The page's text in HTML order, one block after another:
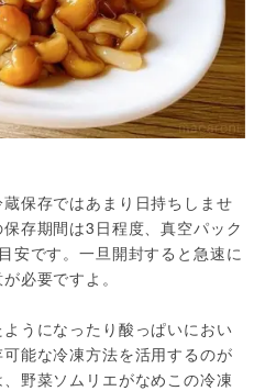
保存ではあまり日持ちしませ
存期間は3日程度、真空パック
安です。一旦開封すると急速に
必要ですよ。
うになったり酸っぱいにおい
能な冷凍方法を活用するのが
野菜ソムリエがなめこの冷凍